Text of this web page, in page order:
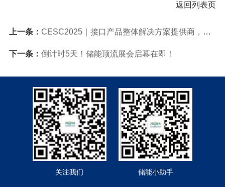
返回列表页
上一条： CESC2025｜接口产品整体解决方案提供商，康奈特将亮相大会
下一条： 倒计时5天！储能顶流展会启幕在即！
关注我们 储能小助手